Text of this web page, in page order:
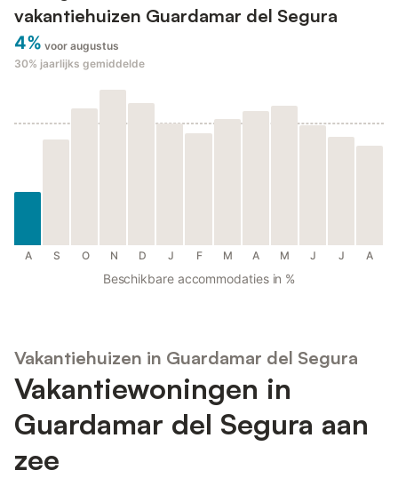
vakantiehuizen Guardamar del Segura
4% voor augustus
30% jaarlijks gemiddelde
A S O N D J F M A M J J A
Beschikbare accommodaties in %
Vakantiehuizen in Guardamar del Segura
Vakantiewoningen in
Guardamar del Segura aan
zee